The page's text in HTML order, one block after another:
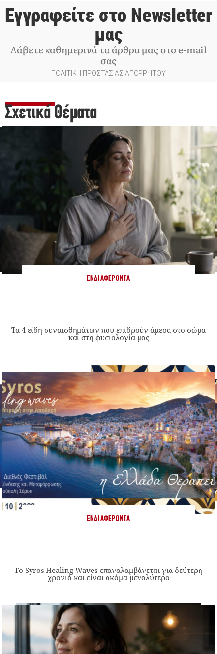
Εγγραφείτε στο Newsletter
μας
Λάβετε καθημερινά τα άρθρα μας στο e-mail
σας
ΠΟΛΙΤΙΚΗ ΠΡΟΣΤΑΣΙΑΣ ΑΠΟΡΡΗΤΟΥ
Σχετικά Θέματα
ΕΝΔΙΑΦΈΡΟΝΤΑ
Τα 4 είδη συναισθημάτων που επιδρούν άμεσα στο σώμα
και στη φυσιολογία μας
ΕΝΔΙΑΦΈΡΟΝΤΑ
Το Syros Healing Waves επαναλαμβάνεται για δεύτερη
χρονιά και είναι ακόμα μεγαλύτερο